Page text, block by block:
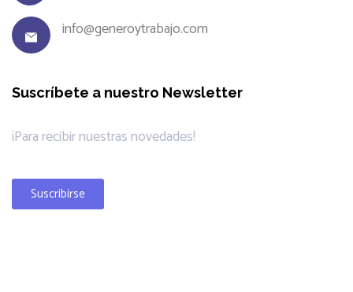
info@generoytrabajo.com
Suscríbete a nuestro Newsletter
¡Para recibir nuestras novedades!
Suscribirse